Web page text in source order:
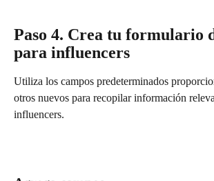
Paso 4. Crea tu formulario
para influencers
Utiliza los campos predeterminados
otros nuevos para recopilar información
influencers.